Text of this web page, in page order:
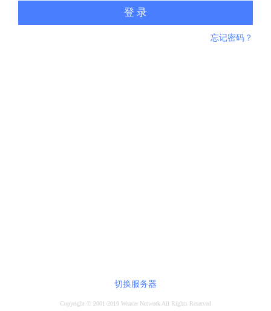
登 录
忘记密码？
切换服务器
Copyright © 2001-2019 Weaver Network All Rights Reserved